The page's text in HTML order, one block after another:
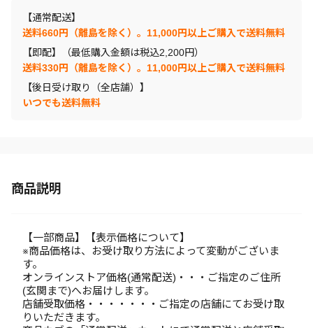
【通常配送】
送料660円（離島を除く）。11,000円以上ご購入で送料無料
【即配】（最低購入金額は税込2,200円）
送料330円（離島を除く）。11,000円以上ご購入で送料無料
【後日受け取り（全店舗）】
いつでも送料無料
商品説明
【一部商品】【表示価格について】
※商品価格は、お受け取り方法によって変動がございま
す。
オンラインストア価格(通常配送)・・・ご指定のご住所
(玄関まで)へお届けします。
店舗受取価格・・・・・・・ご指定の店舗にてお受け取
りいただきます。